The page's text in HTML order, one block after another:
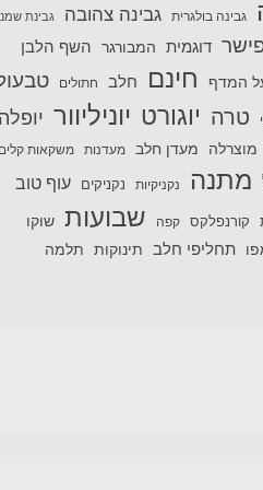
גבינה בולגרית גבינה צהובה גבינת
דוגמית המבורגר השף הלבן
המדף חינם חלב חתולים
טרה יוגורט יוניליוור
מוצרלה מעדן חלב מעדנות משקאות
מתנה נקניקיות נקניקים עוף טוב
קורנפלקס קפה שבועות שוקו
תחליפי חלב תינוקות תלמה